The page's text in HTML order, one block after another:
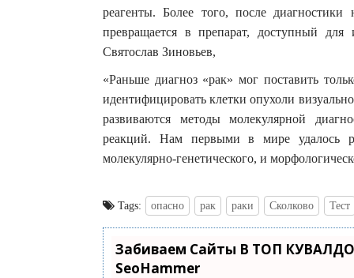
реагенты. Более того, после
превращается в препарат, доступный
Святослав Зиновьев,
«Раньше диагноз «рак» мог поставить
идентифицировать клетки опухоли
развиваются методы молекулярной
реакций. Нам первыми в мире удалось
молекулярно-генетического, и
Tags: опасно рак раки Сколково Тест
Забиваем Сайты В ТОП
SeoHammer